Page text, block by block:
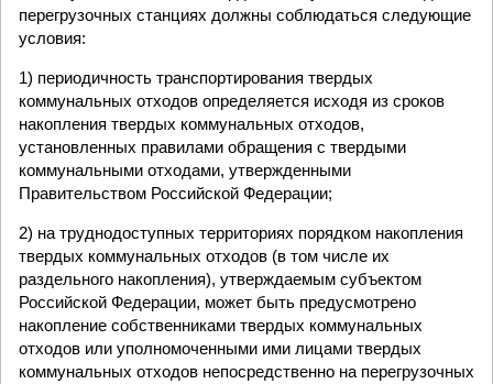
перегрузочных станциях должны соблюдаться следующие
условия:
1) периодичность транспортирования твердых
коммунальных отходов определяется исходя из сроков
накопления твердых коммунальных отходов,
установленных правилами обращения с твердыми
коммунальными отходами, утвержденными
Правительством Российской Федерации;
2) на труднодоступных территориях порядком накопления
твердых коммунальных отходов (в том числе их
раздельного накопления), утверждаемым субъектом
Российской Федерации, может быть предусмотрено
накопление собственниками твердых коммунальных
отходов или уполномоченными ими лицами твердых
коммунальных отходов непосредственно на перегрузочных